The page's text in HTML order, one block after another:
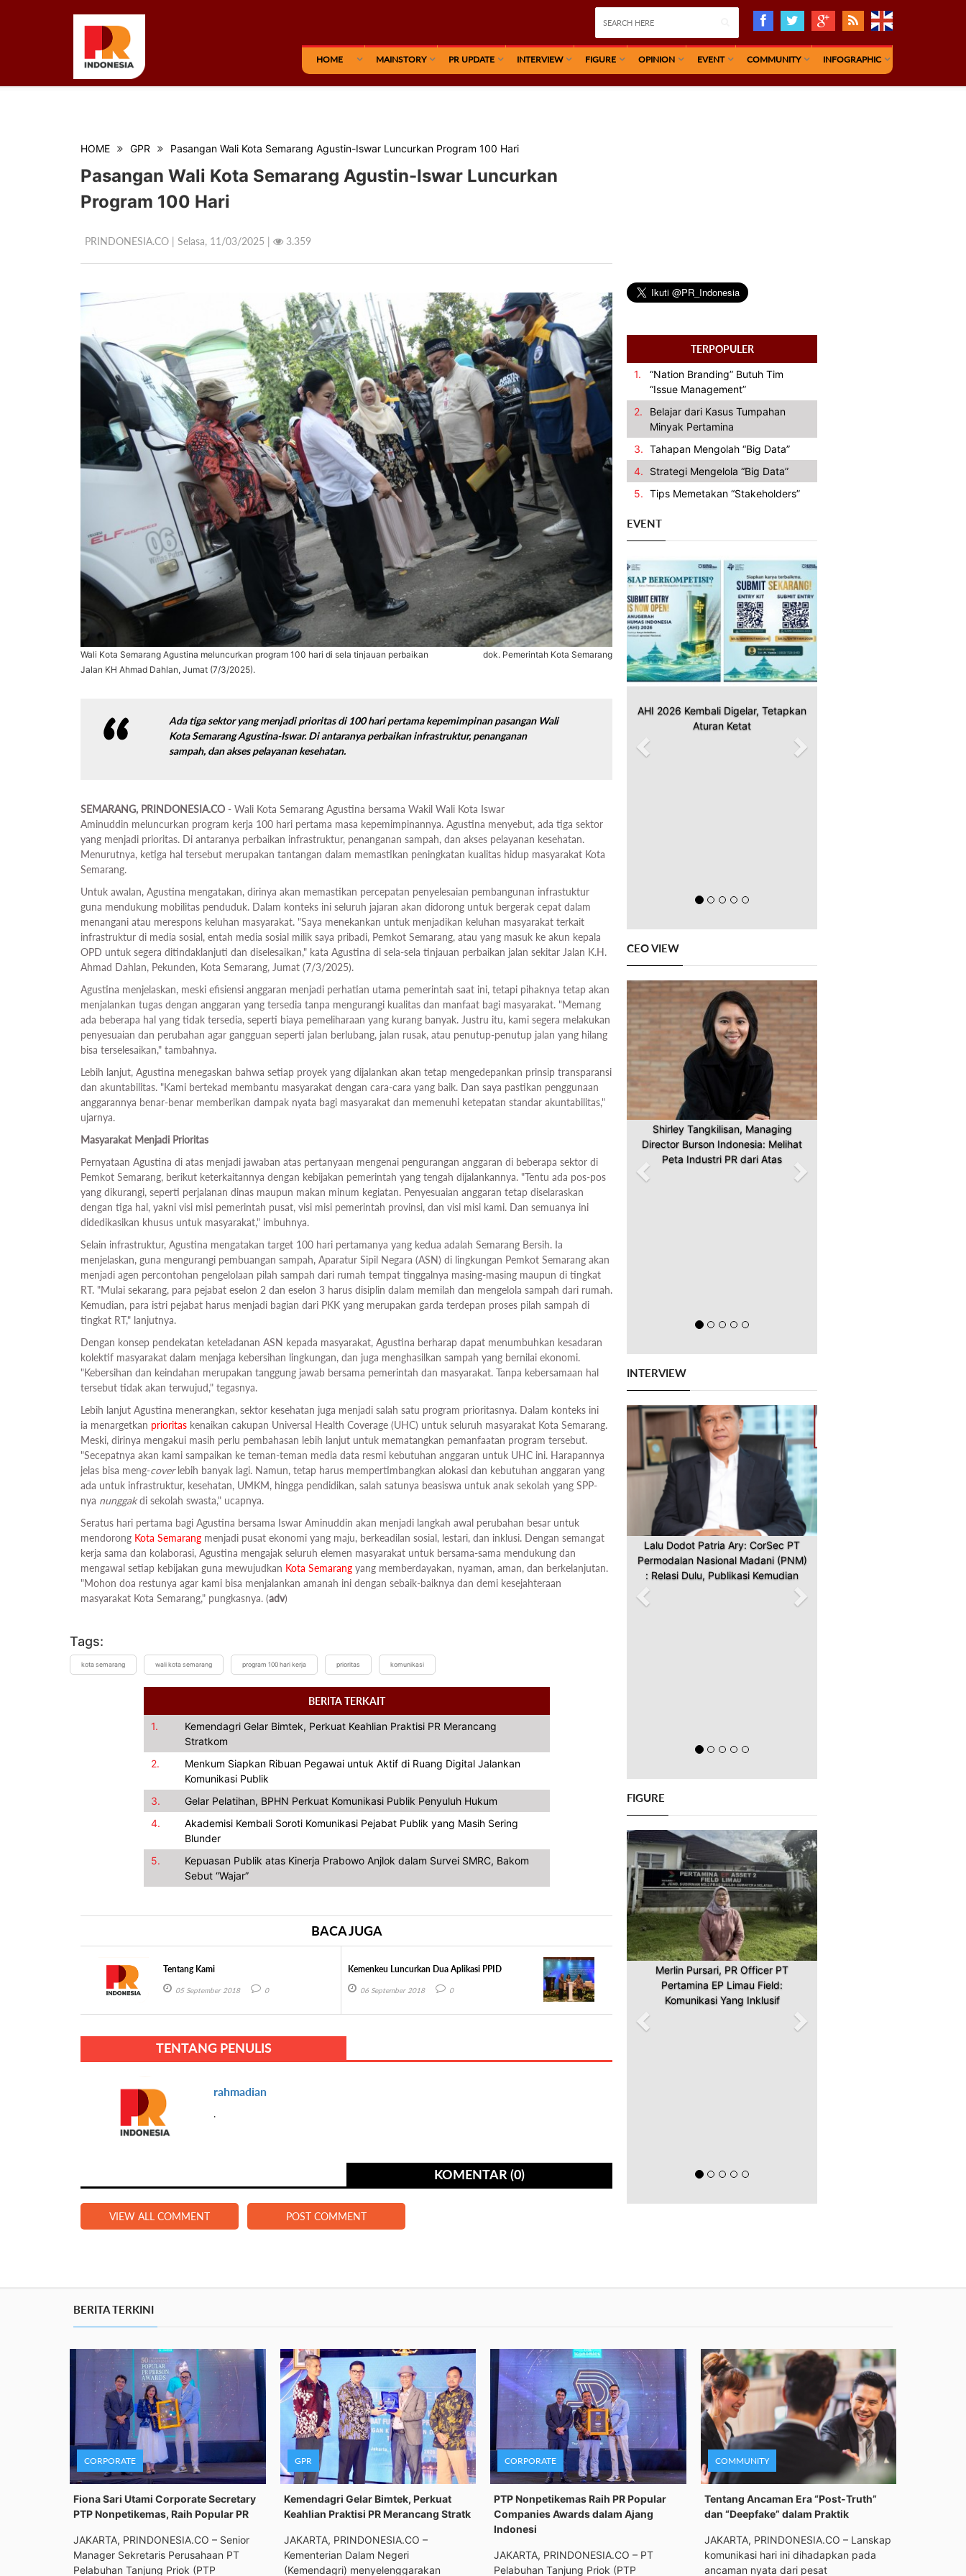
HOME MAINSTORY PR UPDATE INTERVIEW FIGURE OPINION EVENT COMMUNITY INFOGRAPHIC
HOME GPR Pasangan Wali Kota Semarang Agustin-Iswar Luncurkan Program 100 Hari
Pasangan Wali Kota Semarang Agustin-Iswar Luncurkan
Program 100 Hari
PRINDONESIA.CO | Selasa, 11/03/2025 | 3.359
Wali Kota Semarang Agustina meluncurkan program 100 hari di sela tinjauan perbaikan
Jalan KH Ahmad Dahlan, Jumat (7/3/2025).
dok. Pemerintah Kota Semarang
Ada tiga sektor yang menjadi prioritas di 100 hari pertama kepemimpinan pasangan Wali
Kota Semarang Agustina-Iswar. Di antaranya perbaikan infrastruktur, penanganan
sampah, dan akses pelayanan kesehatan.
SEMARANG, PRINDONESIA.CO - Wali Kota Semarang Agustina bersama Wakil Wali Kota Iswar
Aminuddin meluncurkan program kerja 100 hari pertama masa kepemimpinannya. Agustina menyebut, ada tiga sektor
yang menjadi prioritas. Di antaranya perbaikan infrastruktur, penanganan sampah, dan akses pelayanan kesehatan.
Menurutnya, ketiga hal tersebut merupakan tantangan dalam memastikan peningkatan kualitas hidup masyarakat Kota
Semarang.
Untuk awalan, Agustina mengatakan, dirinya akan memastikan percepatan penyelesaian pembangunan infrastuktur
guna mendukung mobilitas penduduk. Dalam konteks ini seluruh jajaran akan didorong untuk bergerak cepat dalam
menangani atau merespons keluhan masyarakat. "Saya menekankan untuk menjadikan keluhan masyarakat terkait
infrastruktur di media sosial, entah media sosial milik saya pribadi, Pemkot Semarang, atau yang masuk ke akun kepala
OPD untuk segera ditindaklanjuti dan diselesaikan," kata Agustina di sela-sela tinjauan perbaikan jalan sekitar Jalan K.H.
Ahmad Dahlan, Pekunden, Kota Semarang, Jumat (7/3/2025).
Agustina menjelaskan, meski efisiensi anggaran menjadi perhatian utama pemerintah saat ini, tetapi pihaknya tetap akan
menjalankan tugas dengan anggaran yang tersedia tanpa mengurangi kualitas dan manfaat bagi masyarakat. "Memang
ada beberapa hal yang tidak tersedia, seperti biaya pemeliharaan yang kurang banyak. Justru itu, kami segera melakukan
penyesuaian dan perubahan agar gangguan seperti jalan berlubang, jalan rusak, atau penutup-penutup jalan yang hilang
bisa terselesaikan," tambahnya.
Lebih lanjut, Agustina menegaskan bahwa setiap proyek yang dijalankan akan tetap mengedepankan prinsip transparansi
dan akuntabilitas. "Kami bertekad membantu masyarakat dengan cara-cara yang baik. Dan saya pastikan penggunaan
anggarannya benar-benar memberikan dampak nyata bagi masyarakat dan memenuhi ketepatan standar akuntabilitas,"
ujarnya.
Masyarakat Menjadi Prioritas
Pernyataan Agustina di atas menjadi jawaban atas pertanyaan mengenai pengurangan anggaran di beberapa sektor di
Pemkot Semarang, berikut keterkaitannya dengan kebijakan pemerintah yang tengah dijalankannya. "Tentu ada pos-pos
yang dikurangi, seperti perjalanan dinas maupun makan minum kegiatan. Penyesuaian anggaran tetap diselaraskan
dengan tiga hal, yakni visi misi pemerintah pusat, visi misi pemerintah provinsi, dan visi misi kami. Dan semuanya ini
didedikasikan khusus untuk masyarakat," imbuhnya.
Selain infrastruktur, Agustina mengatakan target 100 hari pertamanya yang kedua adalah Semarang Bersih. Ia
menjelaskan, guna mengurangi pembuangan sampah, Aparatur Sipil Negara (ASN) di lingkungan Pemkot Semarang akan
menjadi agen percontohan pengelolaan pilah sampah dari rumah tempat tinggalnya masing-masing maupun di tingkat
RT. "Mulai sekarang, para pejabat eselon 2 dan eselon 3 harus disiplin dalam memilah dan mengelola sampah dari rumah.
Kemudian, para istri pejabat harus menjadi bagian dari PKK yang merupakan garda terdepan proses pilah sampah di
tingkat RT," lanjutnya.
Dengan konsep pendekatan keteladanan ASN kepada masyarakat, Agustina berharap dapat menumbuhkan kesadaran
kolektif masyarakat dalam menjaga kebersihan lingkungan, dan juga menghasilkan sampah yang bernilai ekonomi.
"Kebersihan dan keindahan merupakan tanggung jawab bersama pemerintah dan masyarakat. Tanpa kebersamaan hal
tersebut tidak akan terwujud," tegasnya.
Lebih lanjut Agustina menerangkan, sektor kesehatan juga menjadi salah satu program prioritasnya. Dalam konteks ini
ia menargetkan prioritas kenaikan cakupan Universal Health Coverage (UHC) untuk seluruh masyarakat Kota Semarang.
Meski, dirinya mengakui masih perlu pembahasan lebih lanjut untuk mematangkan pemanfaatan program tersebut.
"Secepatnya akan kami sampaikan ke teman-teman media data resmi kebutuhan anggaran untuk UHC ini. Harapannya
jelas bisa meng-coverlebih banyak lagi. Namun, tetap harus mempertimbangkan alokasi dan kebutuhan anggaran yang
ada untuk infrastruktur, kesehatan, UMKM, hingga pendidikan, salah satunya beasiswa untuk anak sekolah yang SPP-
nya nunggakdi sekolah swasta," ucapnya.
Seratus hari pertama bagi Agustina bersama Iswar Aminuddin akan menjadi langkah awal perubahan besar untuk
mendorong Kota Semarang menjadi pusat ekonomi yang maju, berkeadilan sosial, lestari, dan inklusi. Dengan semangat
kerja sama dan kolaborasi, Agustina mengajak seluruh elemen masyarakat untuk bersama-sama mendukung dan
mengawal setiap kebijakan guna mewujudkan Kota Semarang yang memberdayakan, nyaman, aman, dan berkelanjutan.
"Mohon doa restunya agar kami bisa menjalankan amanah ini dengan sebaik-baiknya dan demi kesejahteraan
masyarakat Kota Semarang," pungkasnya. (adv)
Tags:
kota semarang wali kota semarang program 100 hari kerja prioritas komunikasi
BERITA TERKAIT
1.
Kemendagri Gelar Bimtek, Perkuat Keahlian Praktisi PR Merancang
Stratkom
2.
Menkum Siapkan Ribuan Pegawai untuk Aktif di Ruang Digital Jalankan
Komunikasi Publik
3.
Gelar Pelatihan, BPHN Perkuat Komunikasi Publik Penyuluh Hukum
4.
Akademisi Kembali Soroti Komunikasi Pejabat Publik yang Masih Sering
Blunder
5.
Kepuasan Publik atas Kinerja Prabowo Anjlok dalam Survei SMRC, Bakom
Sebut “Wajar”
BACA JUGA
Tentang Kami
05 September 2018 0
Kemenkeu Luncurkan Dua Aplikasi PPID
06 September 2018 0
TENTANG PENULIS
rahmadian
.
KOMENTAR (0)
VIEW ALL COMMENT POST COMMENT
TERPOPULER
1.
“Nation Branding” Butuh Tim
“Issue Management”
2.
Belajar dari Kasus Tumpahan
Minyak Pertamina
3. Tahapan Mengolah “Big Data”
4.
Strategi Mengelola “Big Data”
5. Tips Memetakan “Stakeholders”
EVENT
AHI 2026 Kembali Digelar, Tetapkan
Aturan Ketat
Previous Next
CEO VIEW
Shirley Tangkilisan, Managing
Director Burson Indonesia: Melihat
Peta Industri PR dari Atas
Previous Next
INTERVIEW
Lalu Dodot Patria Ary: CorSec PT
Permodalan Nasional Madani (PNM)
: Relasi Dulu, Publikasi Kemudian
Previous Next
FIGURE
Merlin Pursari, PR Officer PT
Pertamina EP Limau Field:
Komunikasi Yang Inklusif
Previous Next
BERITA TERKINI
CORPORATE
Fiona Sari Utami Corporate Secretary
PTP Nonpetikemas, Raih Popular PR
JAKARTA, PRINDONESIA.CO – Senior
Manager Sekretaris Perusahaan PT
Pelabuhan Tanjung Priok (PTP
GPR
Kemendagri Gelar Bimtek, Perkuat
Keahlian Praktisi PR Merancang Stratk
JAKARTA, PRINDONESIA.CO –
Kementerian Dalam Negeri
(Kemendagri) menyelenggarakan
CORPORATE
PTP Nonpetikemas Raih PR Popular
Companies Awards dalam Ajang
Indonesi
JAKARTA, PRINDONESIA.CO – PT
Pelabuhan Tanjung Priok (PTP
COMMUNITY
Tentang Ancaman Era “Post-Truth”
dan “Deepfake” dalam Praktik
JAKARTA, PRINDONESIA.CO – Lanskap
komunikasi hari ini dihadapkan pada
ancaman nyata dari pesat